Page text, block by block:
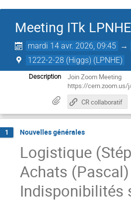
Meeting ITk LPNHE
mardi 14 avr. 2026, 09:45 →
1222-2-28 (Higgs) (LPNHE)
Description
Join Zoom Meeting
https://cern.zoom.us/
CR collaboratif
1 Nouvelles générales
Logistique
Achats (Pascal)
Indisponibilités